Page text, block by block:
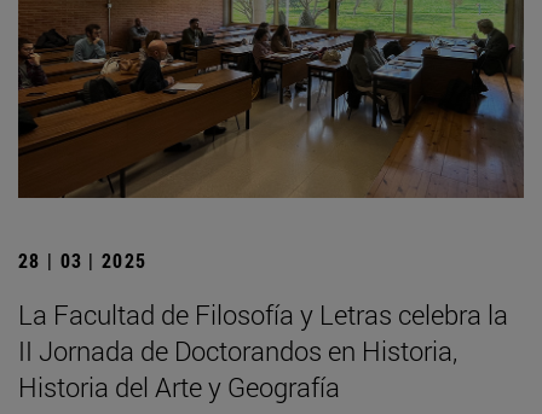
28 | 03 | 2025
La Facultad de Filosofía y Letras celebra la
II Jornada de Doctorandos en Historia,
Historia del Arte y Geografía